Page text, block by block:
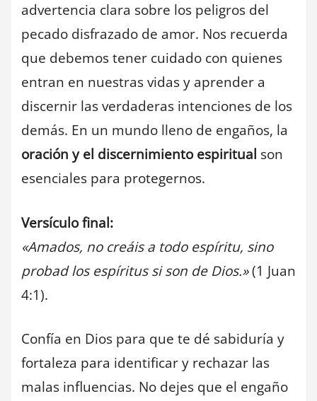
advertencia clara sobre los peligros del
pecado disfrazado de amor. Nos recuerda
que debemos tener cuidado con quienes
entran en nuestras vidas y aprender a
discernir las verdaderas intenciones de los
demás. En un mundo lleno de engaños, la
oración y el discernimiento espiritual son
esenciales para protegernos.
Versículo final:
«Amados, no creáis a todo espíritu, sino
probad los espíritus si son de Dios.»(1 Juan
4:1).
Confía en Dios para que te dé sabiduría y
fortaleza para identificar y rechazar las
malas influencias. No dejes que el engaño